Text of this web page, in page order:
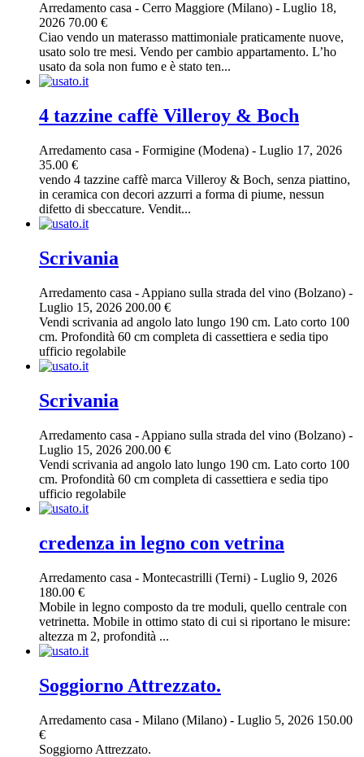
Arredamento casa - Cerro Maggiore (Milano) - Luglio 18,
2026 70.00 €
Ciao vendo un materasso mattimoniale praticamente nuove,
usato solo tre mesi. Vendo per cambio appartamento. L’ho
usato da sola non fumo e è stato ten...
4 tazzine caffè Villeroy & Boch
Arredamento casa - Formigine (Modena) - Luglio 17, 2026
35.00 €
vendo 4 tazzine caffè marca Villeroy & Boch, senza piattino,
in ceramica con decori azzurri a forma di piume, nessun
difetto di sbeccature. Vendit...
Scrivania
Arredamento casa - Appiano sulla strada del vino (Bolzano) -
Luglio 15, 2026 200.00 €
Vendi scrivania ad angolo lato lungo 190 cm. Lato corto 100
cm. Profondità 60 cm completa di cassettiera e sedia tipo
ufficio regolabile
Scrivania
Arredamento casa - Appiano sulla strada del vino (Bolzano) -
Luglio 15, 2026 200.00 €
Vendi scrivania ad angolo lato lungo 190 cm. Lato corto 100
cm. Profondità 60 cm completa di cassettiera e sedia tipo
ufficio regolabile
credenza in legno con vetrina
Arredamento casa - Montecastrilli (Terni) - Luglio 9, 2026
180.00 €
Mobile in legno composto da tre moduli, quello centrale con
vetrinetta. Mobile in ottimo stato di cui si riportano le misure:
altezza m 2, profondità ...
Soggiorno Attrezzato.
Arredamento casa - Milano (Milano) - Luglio 5, 2026 150.00
€
Soggiorno Attrezzato.